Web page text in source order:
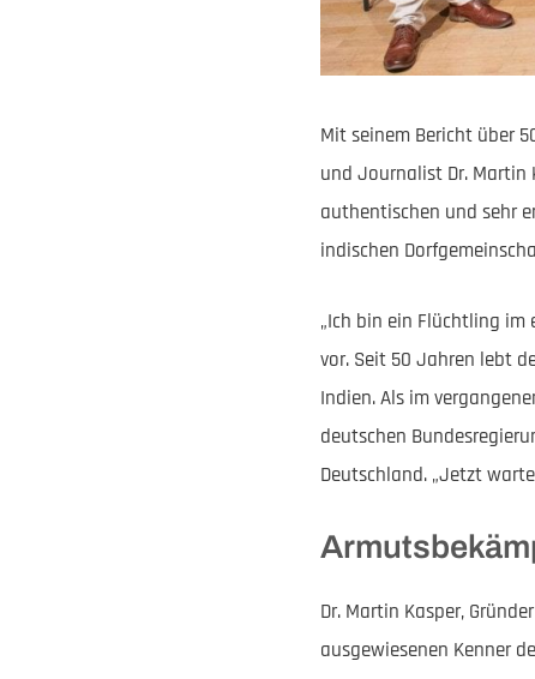
Mit seinem Bericht über
und Journalist Dr. Martin
authentischen und sehr
indischen
„Ich bin ein Flüchtling im
vor. Seit 50 Jahren lebt
Indien. Als im
deutschen
Deutschland. „Jetzt
Dr. Martin Kasper,
ausgewiesenen Kenner